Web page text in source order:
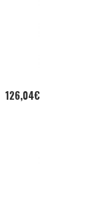
126,04€